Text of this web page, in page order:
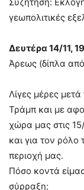
γεωπολιτικές
Δευτέρα 14/11,
Άρεως (δίπλα
Λίγες μέρες
Τράμπ και με
χώρα μας στις 15/
και για τον ρόλο
περιοχή μας.
Πόσο κοντά
σύρραξη;